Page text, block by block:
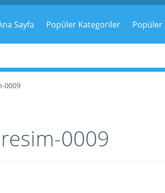
Sayfa Popüler Kategoriler Popüler
0009
0009